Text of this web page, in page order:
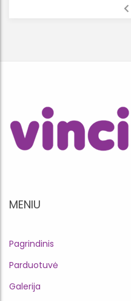
MENIU
Pagrindinis
Parduotuvė
Galerija